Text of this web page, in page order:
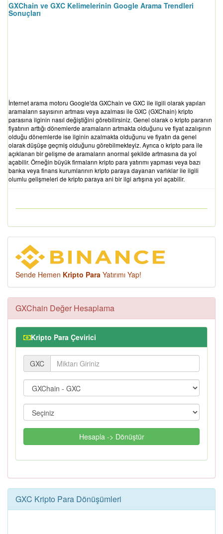
GXChain ve GXC Kelimelerinin Google Arama Trendleri
Sonuçları
İnternet arama motoru Google'da GXChain ve GXC ile ilgili olarak yapılan
aramaların sayısının artması veya azalması ile GXC (GXChain) kripto
parasına ilginin nasıl değiştiğini görebilirsiniz. Genel olarak o kripto paranın
fiyatının arttığı dönemlerde aramaların artmakta olduğunu ve fiyat azalışının
olduğu dönemlerde ise ilginin azalmakta olduğunu ve fiyatın da genel
olarak düşüşe geçmiş olduğunu görebilmekteyiz. Ayrıca o kripto para ile
açıklanan bir gelişme de aramaların anormal şekilde artmasına da yol
açabilir. Örneğin büyük firmaların kripto para yatırımı yapması veya bazı
banka veya finans kurumlarının kripto paraya dayanan varlıklar ile ilgili
olumlu gelişmeleri de kripto paraya ani bir ilgi artışına yol açabilir.
Sende Hemen Kripto Para Yatırımı Yap!
GXChain Değer Hesaplama
Kripto Para Çevirici
GXC
Hesapla -> Dönüştür
GXC Kripto Para Dönüşümleri